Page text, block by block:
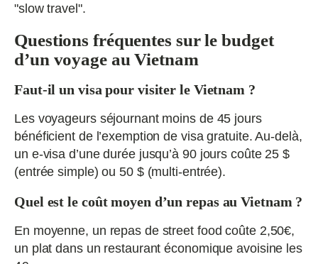
"slow travel".
Questions fréquentes sur le budget
d’un voyage au Vietnam
Faut-il un visa pour visiter le Vietnam ?
Les voyageurs séjournant moins de 45 jours
bénéficient de l’exemption de visa gratuite. Au-delà,
un e-visa d’une durée jusqu’à 90 jours coûte 25 $
(entrée simple) ou 50 $ (multi-entrée).
Quel est le coût moyen d’un repas au Vietnam ?
En moyenne, un repas de street food coûte 2,50€,
un plat dans un restaurant économique avoisine les